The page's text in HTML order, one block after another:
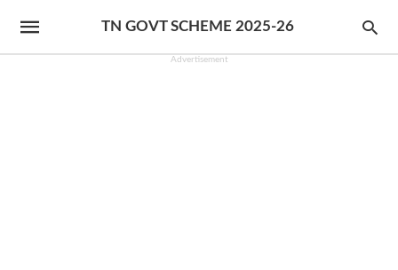
TN GOVT SCHEME 2025-26
Advertisement